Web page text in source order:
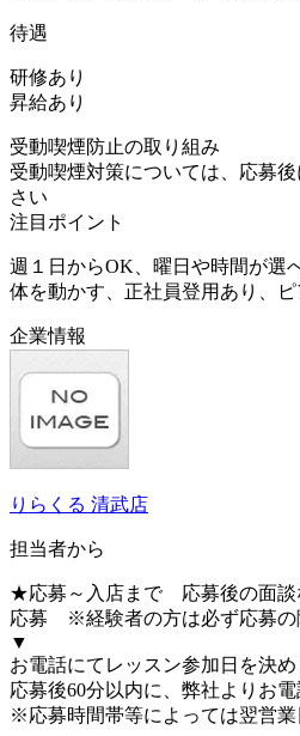
待遇
研修あり
昇給あり
受動喫煙防止の取り組み
受動喫煙対策については、応募
さい
注目ポイント
週１日からOK、曜日や時間が選
体を動かす、正社員登用あり、
企業情報
りらくる 清武店
担当者から
★応募～入店まで 応募後の面談
応募 ※経験者の方は必ず応募の
▼
お電話にてレッスン参加日を決め
応募後60分以内に、弊社よりお電
※応募時間帯等によっては翌営業